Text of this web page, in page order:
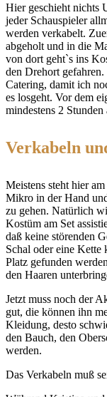
Hier geschieht nichts
jeder Schauspieler
werden verkabelt.
abgeholt und in die
von dort geht`s ins
den Drehort
Catering, damit ich
es losgeht. Vor dem
mindestens 2
Verkabeln
Meistens steht hier
Mikro in der Hand
zu gehen. Natürlich
Kostüm am Set
daß keine störenden
Schal oder eine Kette
Platz gefunden
den Haaren
Jetzt muss noch der
gut, die können ihn
Kleidung, desto
den Bauch, den
werden.
Das Verkabeln muß